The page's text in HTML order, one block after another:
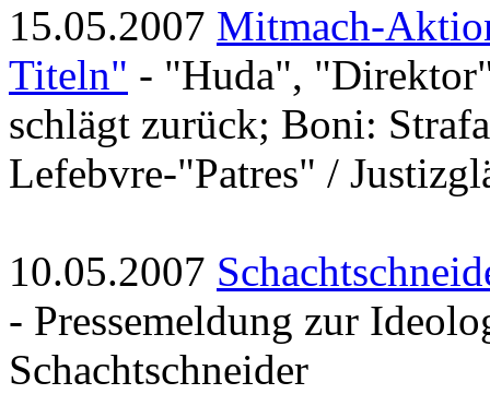
15.05.2007 Mitmach-
Titeln" - "Huda",
schlägt zurück; Boni:
Lefebvre-"Patres" /
10.05.2007
- Pressemeldung zur
Schachtschneider